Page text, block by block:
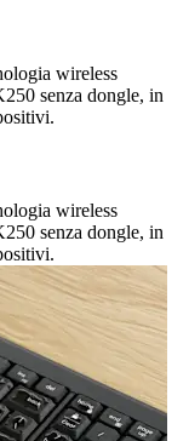
wireless
senza dongle, in
wireless
senza dongle, in